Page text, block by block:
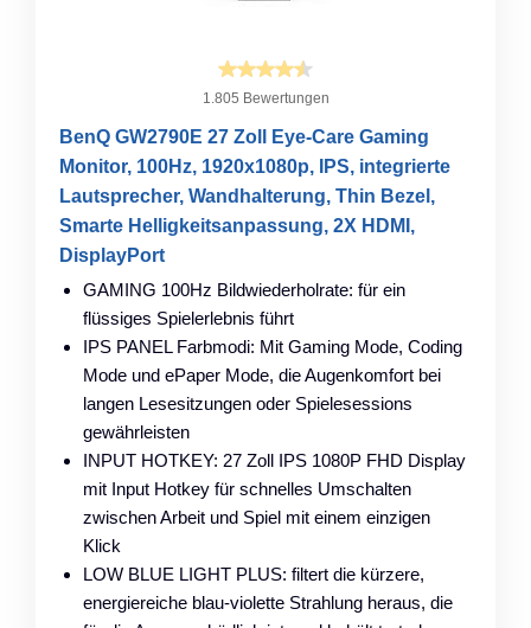
1.805 Bewertungen
BenQ GW2790E 27 Zoll Eye-Care Gaming
Monitor, 100Hz, 1920x1080p, IPS, integrierte
Lautsprecher, Wandhalterung, Thin Bezel,
Smarte Helligkeitsanpassung, 2X HDMI,
DisplayPort
GAMING 100Hz Bildwiederholrate: für ein
flüssiges Spielerlebnis führt
IPS PANEL Farbmodi: Mit Gaming Mode, Coding
Mode und ePaper Mode, die Augenkomfort bei
langen Lesesitzungen oder Spielesessions
gewährleisten
INPUT HOTKEY: 27 Zoll IPS 1080P FHD Display
mit Input Hotkey für schnelles Umschalten
zwischen Arbeit und Spiel mit einem einzigen
Klick
LOW BLUE LIGHT PLUS: filtert die kürzere,
energiereiche blau-violette Strahlung heraus, die